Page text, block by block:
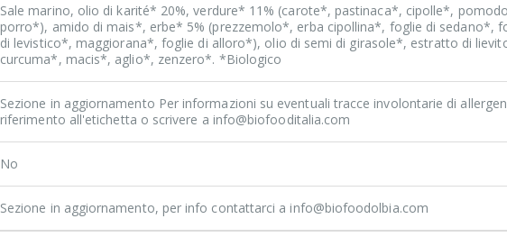
Sale marino, olio di karité* 20%, verdure* 11% (carote*, pastinaca*, cipolle*,
porro*), amido di mais*, erbe* 5% (prezzemolo*, erba cipollina*, foglie di sedano*,
di levistico*, maggiorana*, foglie di alloro*), olio di semi di girasole*, estratto di
curcuma*, macis*, aglio*, zenzero*. *Biologico
Sezione in aggiornamento Per informazioni su eventuali tracce involontarie di
riferimento all'etichetta o scrivere a info@biofooditalia.com
No
Sezione in aggiornamento, per info contattarci a info@biofoodolbia.com